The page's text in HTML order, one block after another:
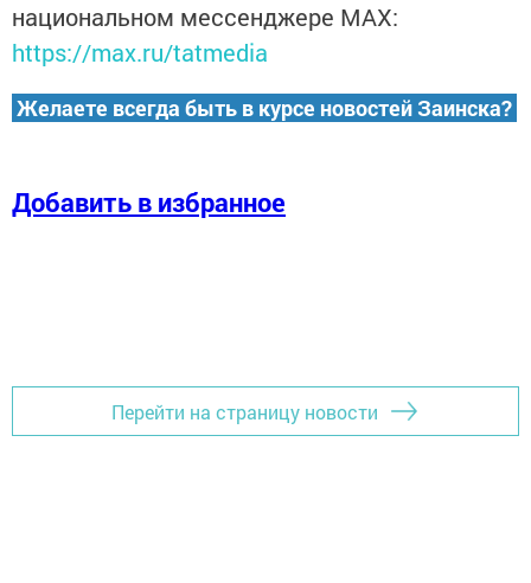
национальном мессенджере MАХ:
https://max.ru/tatmedia
Желаете всегда быть в курсе новостей Заинска?
Добавить в избранное
Перейти на страницу новости